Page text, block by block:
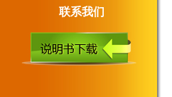
联系我们